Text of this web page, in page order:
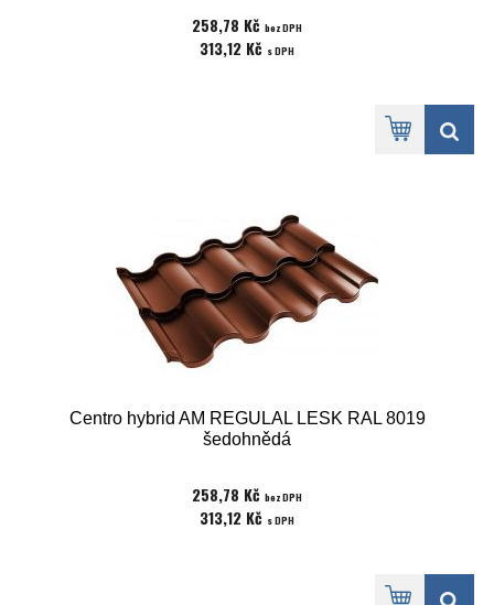
258,78 Kč bez DPH
313,12 Kč s DPH
Centro hybrid AM REGULAL LESK RAL 8019
šedohnědá
258,78 Kč bez DPH
313,12 Kč s DPH